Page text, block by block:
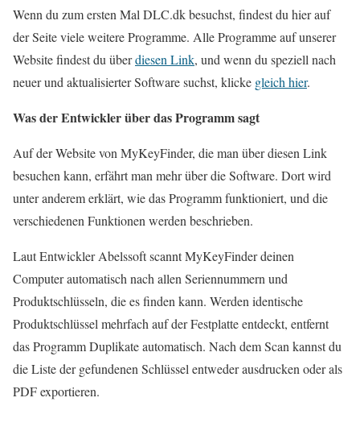
Wenn du zum ersten Mal DLC.dk besuchst, findest du hier auf
der Seite viele weitere Programme. Alle Programme auf unserer
Website findest du überdiesen Link, und wenn du speziell nach
neuer und aktualisierter Software suchst, klicke gleich hier.
Was der Entwickler über das Programm sagt
Auf der Website von MyKeyFinder, die man über diesen Link
besuchen kann, erfährt man mehr über die Software. Dort wird
unter anderem erklärt, wie das Programm funktioniert, und die
verschiedenen Funktionen werden beschrieben.
Laut Entwickler Abelssoft scannt MyKeyFinder deinen
Computer automatisch nach allen Seriennummern und
Produktschlüsseln, die es finden kann. Werden identische
Produktschlüssel mehrfach auf der Festplatte entdeckt, entfernt
das Programm Duplikate automatisch. Nach dem Scan kannst du
die Liste der gefundenen Schlüssel entweder ausdrucken oder als
PDF exportieren.